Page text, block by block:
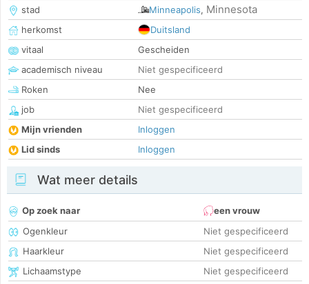
stad
Minneapolis, Minnesota
herkomst
Duitsland
vitaal
Gescheiden
academisch niveau
Niet gespecificeerd
Roken
Nee
job
Niet gespecificeerd
Mijn vrienden
Inloggen
Lid sinds
Inloggen
Wat meer details
Op zoek naar
een vrouw
Ogenkleur
Niet gespecificeerd
Haarkleur
Niet gespecificeerd
Lichaamstype
Niet gespecificeerd